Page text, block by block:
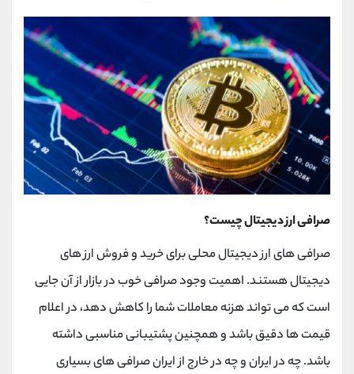
صرافی ارز دیجیتال چیست؟
صرافی های ارز دیجیتال محلی برای خرید و فروش ارز های
دیجیتال هستند. اهمیت وجود صرافی خوب در بازار از آن جایی
است که می تواند هزنه معاملات شما را کاهش دهد، در اعلام
قیمت ها دقیق باشد و همچنین پشتیبانی مناسبی داشته
باشد. چه در ایران و چه در خارج از ایران صرافی های بسیاری